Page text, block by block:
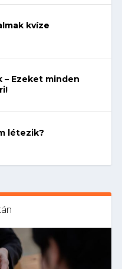
kvíze
– Ezeket minden
létezik?